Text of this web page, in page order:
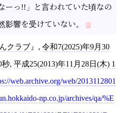
ーっ!!」と言われていた頃なの
響を受けていない。
クラブ , 令和7(2025)年9月30
秒, 平成25(2013)年11月28日(木) 1
web.archive.org/web/2013112801
np.co.jp/archives/qa/%E